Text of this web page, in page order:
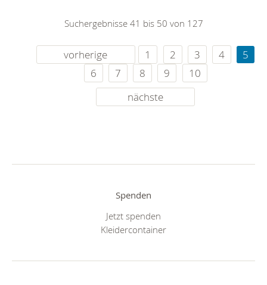
Suchergebnisse 41 bis 50 von 127
vorherige 1 2 3 4
5
6
7 8 9
10
nächste
Spenden
Jetzt spenden
Kleidercontainer